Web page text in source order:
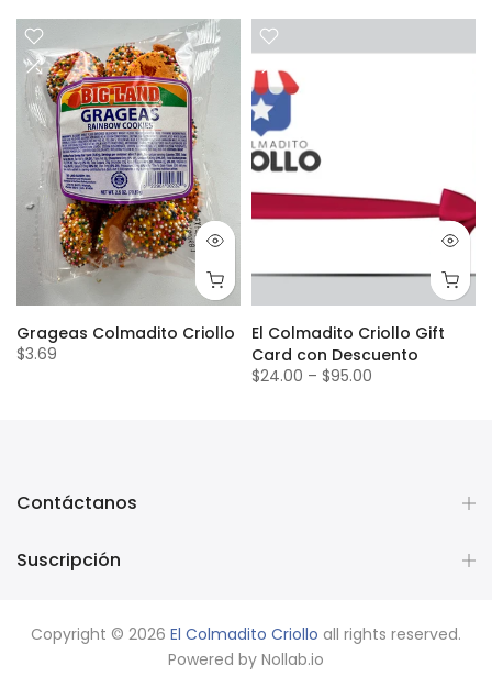
Grageas Colmadito Criollo
$3.69
El Colmadito Criollo Gift
Card con Descuento
$24.00 – $95.00
Contáctanos
Suscripción
Copyright © 2026 El Colmadito Criollo all rights reserved.
Powered by Nollab.io